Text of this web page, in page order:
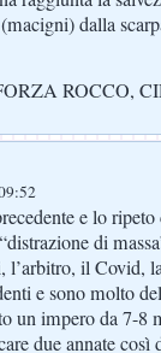
dalla
ROCCO,
e lo
di
l’arbitro, il Covid,
e sono molto
un impero da 7-8
due annate